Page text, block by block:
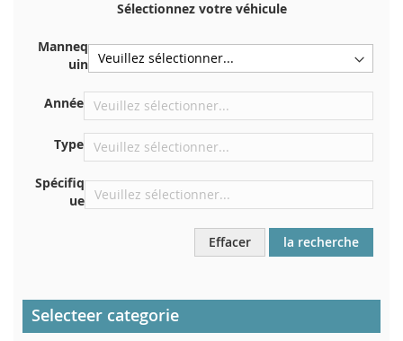
d'immatriculation. Et aussi dans la voiture
Centrer contre la cloison sous le capot
Directement dans le compartiment moteur
Près du pare-brise, sur le tableau de bord
Dans le montant de porte arrière droit
Sélectionnez votre véhicule
Manneq
uin
Année
Type
Spécifiq
ue
Effacer la recherche
Selecteer categorie